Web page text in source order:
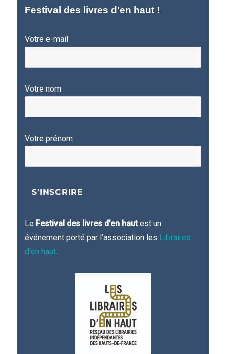
Festival des livres d'en haut !
Votre e-mail
Votre nom
Votre prénom
Le Festival des livres d’en hautest un
événement porté par l’association les Libraires
d'en haut.